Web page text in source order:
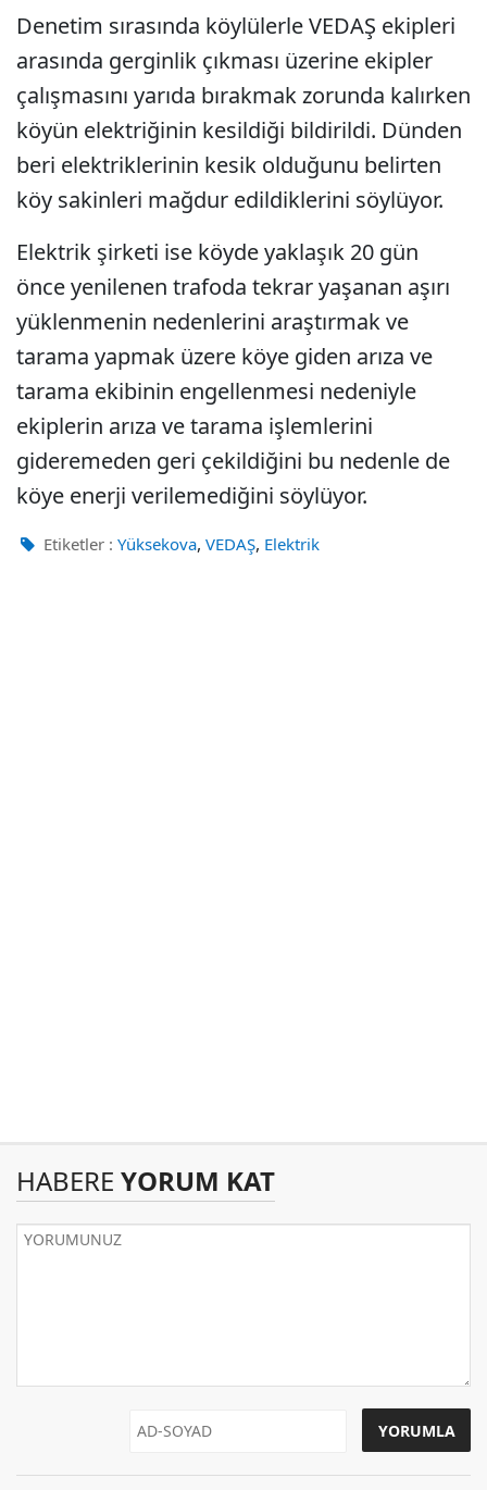
Denetim sırasında köylülerle VEDAŞ ekipleri
arasında gerginlik çıkması üzerine ekipler
çalışmasını yarıda bırakmak zorunda kalırken
köyün elektriğinin kesildiği bildirildi. Dünden
beri elektriklerinin kesik olduğunu belirten
köy sakinleri mağdur edildiklerini söylüyor.
Elektrik şirketi ise köyde yaklaşık 20 gün
önce yenilenen trafoda tekrar yaşanan aşırı
yüklenmenin nedenlerini araştırmak ve
tarama yapmak üzere köye giden arıza ve
tarama ekibinin engellenmesi nedeniyle
ekiplerin arıza ve tarama işlemlerini
gideremeden geri çekildiğini bu nedenle de
köye enerji verilemediğini söylüyor.
Etiketler : Yüksekova, VEDAŞ, Elektrik
HABERE YORUM KAT